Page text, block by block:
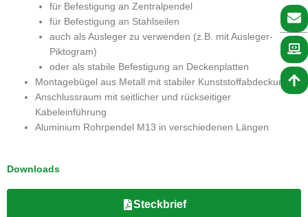
für Befestigung an Zentralpendel
für Befestigung an Stahlseilen
auch als Ausleger zu verwenden (z.B. mit Ausleger-
Piktogram)
oder als stabile Befestigung an Deckenplatten
Montagebügel aus Metall mit stabiler Kunststoffabdeckung
Anschlussraum mit seitlicher und rückseitiger
Kabeleinführung
Aluminium Rohrpendel M13 in verschiedenen Längen
Downloads
Steckbrief